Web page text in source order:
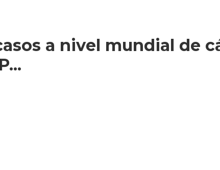
a nivel mundial de